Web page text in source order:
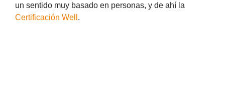
un sentido muy basado en personas, y de ahí la
Certificación Well .